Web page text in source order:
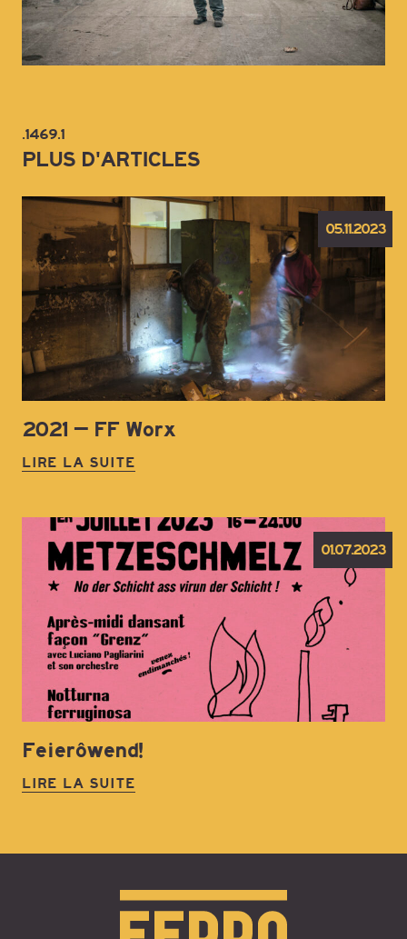
.1469.1
PLUS D'ARTICLES
05.11.2023
2021 – FF Worx
LIRE LA SUITE
01.07.2023
Feierôwend!
LIRE LA SUITE